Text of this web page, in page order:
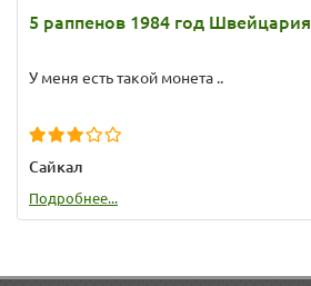
5 раппенов 1984 год Швейцария
У меня есть такой монета ..
Сайкал
Подробнее...